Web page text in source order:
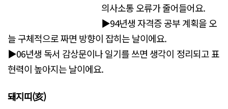
의사소통 오류가 줄어들어요.
▶94년생 자격증 공부 계획을 오
늘 구체적으로 짜면 방향이 잡히는 날이에요.
▶06년생 독서 감상문이나 일기를 쓰면 생각이 정리되고 표
현력이 높아지는 날이에요.
돼지띠(亥)